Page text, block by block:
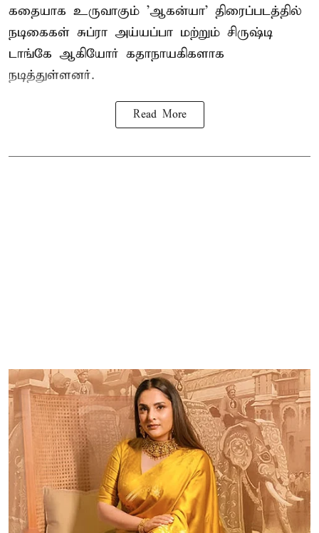
கதையாக உருவாகும் 'ஆகன்யா' திரைப்படத்தில்
நடிகைகள் சுப்ரா அய்யப்பா மற்றும் சிருஷ்டி
டாங்கே ஆகியோர் கதாநாயகிகளாக
நடித்துள்ளனர்.
Read More